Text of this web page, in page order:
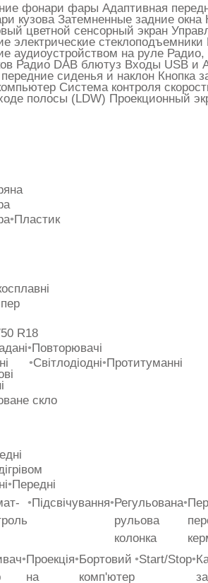
фонари фары Адаптивная
кузова Затемненные задние окна
цветной сенсорный экран
электрические
аудиоустройством на руле
Радио DAB блютуз Входы USB и
сиденья и наклон Кнопка
Система контроля
полосы (LDW) Проекционный
•Пластик
R18
•Повторювачі
•Світлодіодні•Протитуманні
скло
• Передні
• Підсвічування• Регульована
рульова
колонка
•
• Проекція
на
• Бортовий
комп'ютер
•Start/Stop•